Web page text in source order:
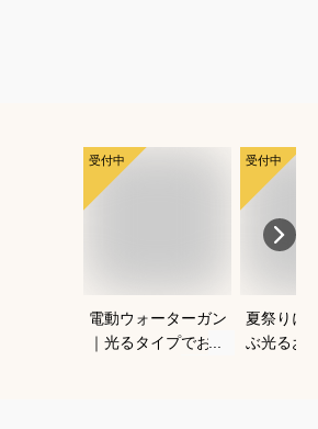
受付中
電動ウォーターガン
｜光るタイプでおす
受付中
夏祭りに
ぶ光るお